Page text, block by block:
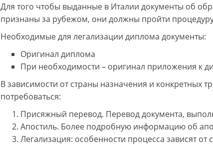
Для того чтобы выданные в Италии документы об
признаны за рубежом, они должны пройти
Необходимые для легализации диплома документы:
Оригинал диплома
При необходимости – оригинал приложения к
В зависимости от страны назначения и конкретных
потребоваться:
Присяжный перевод. Перевод документа,
Апостиль. Более подробную информацию об
Легализация: особенности процесса зависят